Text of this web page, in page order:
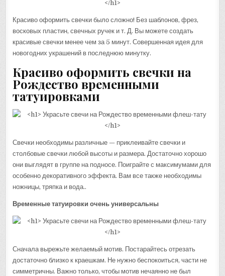
Красиво оформить свечки было сложно! Без шаблонов, фрез,
восковых пластин, свечных ручек и т. Д. Вы можете создать
красивые свечки менее чем за 5 минут. Совершенная идея для
новогодних украшений в последнюю минутку.
Красиво оформить свечки на
Рождество временными
татуировками
Свечки необходимы различные — приклеивайте свечки и
столбовые свечки любой высоты и размера. Достаточно хорошо
они выглядят в группе на подносе. Поиграйте с максимумами для
особенно декоративного эффекта. Вам все также необходимы
ножницы, тряпка и вода..
Временные татуировки очень универсальны
Сначала вырежьте желаемый мотив. Постарайтесь отрезать
достаточно близко к краешкам. Не нужно беспокоиться, части не
симметричны. Важно только, чтобы мотив нечаянно не был